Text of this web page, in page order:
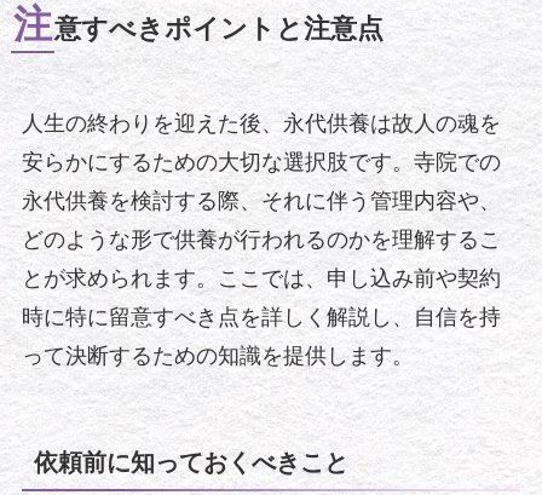
注意すべきポイントと注意点
人生の終わりを迎えた後、永代供養は故人の魂を
安らかにするための大切な選択肢です。寺院での
永代供養を検討する際、それに伴う管理内容や、
どのような形で供養が行われるのかを理解するこ
とが求められます。ここでは、申し込み前や契約
時に特に留意すべき点を詳しく解説し、自信を持
って決断するための知識を提供します。
依頼前に知っておくべきこと